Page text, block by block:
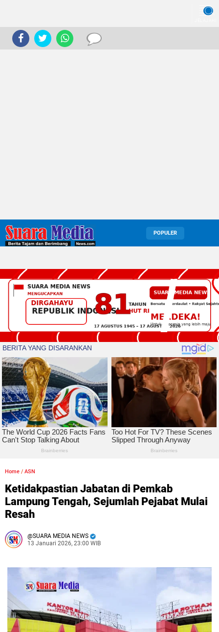
POPULER
Home / ASN
Ketidakpastian Jabatan di Pemkab
Lampung Tengah, Sejumlah Pejabat Mulai
Resah
SUARA MEDIA NEWS
13 Januari 2026, 23:00 WIB